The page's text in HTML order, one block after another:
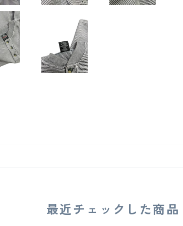
最近チェックした商品